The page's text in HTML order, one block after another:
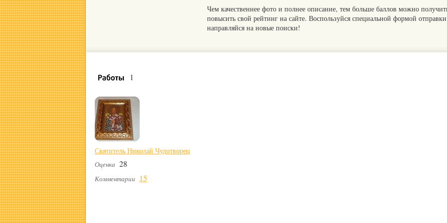
Чем качественнее фото и полнее описание, тем больше баллов можно
повысить свой рейтинг на сайте. Воспользуйся специальной формой
направляйся на новые поиски!
1
Святитель Николай Чудотворец
Оценка 28
Комментарии 15